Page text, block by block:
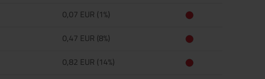
0,07 EUR (1%)
0,47 EUR (8%)
0,82 EUR (14%)